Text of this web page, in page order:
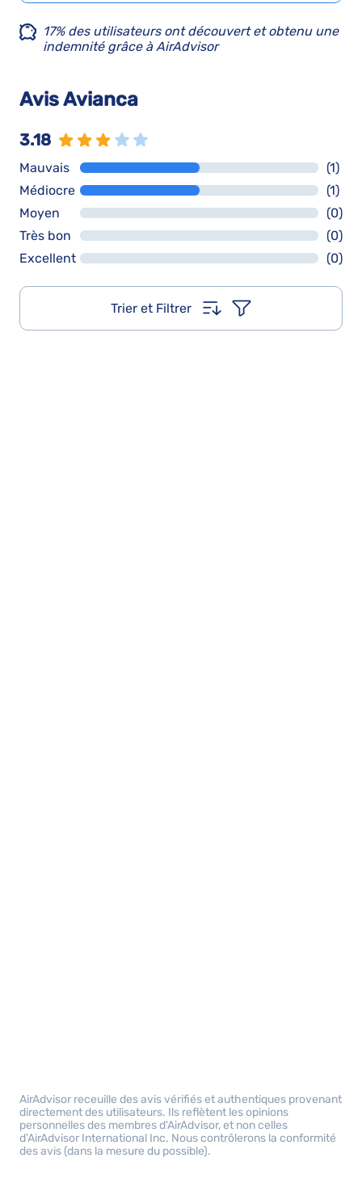
17% des utilisateurs ont découvert et obtenu une
indemnité grâce à AirAdvisor
Avis Avianca
3.18
Mauvais
(1)
Médiocre
(1)
Moyen
(0)
Très bon
(0)
Excellent
(0)
Trier et Filtrer
AirAdvisor receuille des avis vérifiés et authentiques provenant
directement des utilisateurs. Ils reflètent les opinions
personnelles des membres d'AirAdvisor, et non celles
d'AirAdvisor International Inc. Nous contrôlerons la conformité
des avis (dans la mesure du possible).